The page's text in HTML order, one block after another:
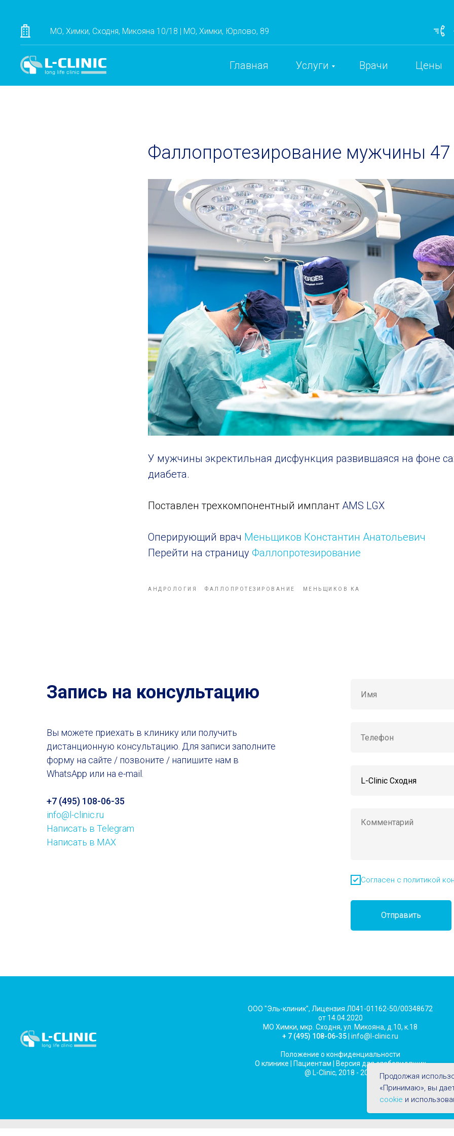
МО, Химки, Сходня, Микояна 10/18 | МО, Химки, Юрлово, 89
Главная Услуги Врачи Цены
Фаллопротезирование мужчины 47
У мужчины экректильная дисфункция развившаяся на фоне
диабета.
Поставлен трехкомпонентный имплант AMS LGX
Оперирующий врач Меньщиков Константин Анатольевич
Перейти на страницу Фаллопротезирование
АНДРОЛОГИЯ ФАЛЛОПРОТЕЗИРОВАНИЕ МЕНЬЩИКОВ КА
Запись на консультацию
Вы можете приехать в клинику или получить
дистанционную консультацию. Для записи заполните
форму на сайте / позвоните / напишите нам в
WhatsApp или на e-mail.
+7 (495) 108-06-35
info@l-clinic.ru
Написать в Telegram
Написать в MAX
Согласен с политикой
Отправить
Продолжая
«Принимаю», вы
cookie и
ООО "Эль-клиник", Лицензия Л041-01162-50/00348672
от 14.04.2020
МО Химки, мкр. Сходня, ул. Микояна, д.10, к.18
+ 7 (495) 108-06-35 | info@l-clinic.ru
Положение о конфиденциальности
О клинике
Пациентам
Версия для слабовидящих
@ L-Clinic, 2018 - 2026